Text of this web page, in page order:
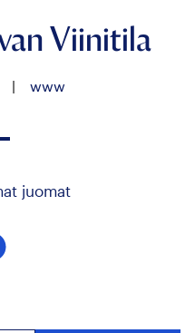
Viinitila
| www
juomat